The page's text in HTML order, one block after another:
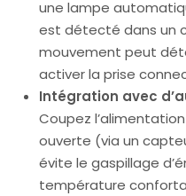
une lampe
est détecté dans un
mouvement peut
activer la prise
Intégration avec
Coupez
ouverte (via un
évite le gaspillage
température